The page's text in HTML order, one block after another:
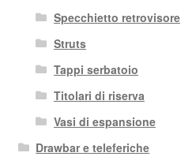
Specchietto retrovisore
Struts
Tappi serbatoio
Titolari di riserva
Vasi di espansione
Drawbar e teleferiche